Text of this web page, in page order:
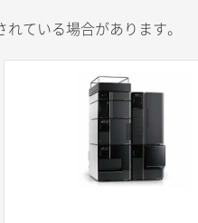
ている場合があります。